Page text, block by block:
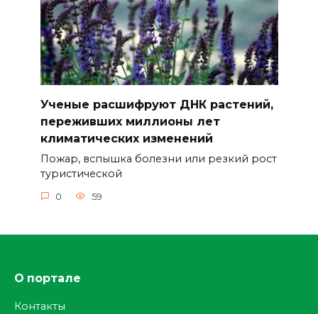
Ученые расшифруют ДНК растений,
переживших миллионы лет
климатических изменений
Пожар, вспышка болезни или резкий рост
туристической
0 59
О портале
Контакты